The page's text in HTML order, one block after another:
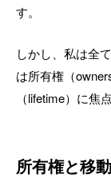
す。
しかし、私は全
は所有権（
（lifetime）に焦
所有権と移動